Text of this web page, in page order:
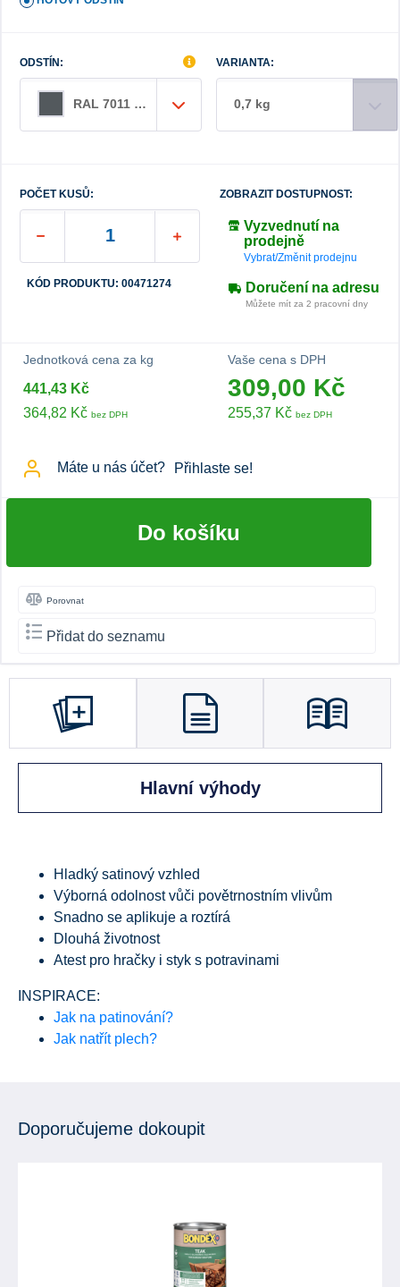
ODSTÍN:
RAL 7011 ocelová šedá
VARIANTA:
0,7 kg
POČET KUSŮ:
KÓD PRODUKTU: 00471274
ZOBRAZIT DOSTUPNOST:
Vyzvednutí na
prodejně
Vybrat/Změnit prodejnu
Doručení na adresu
Můžete mít za 2 pracovní dny
Jednotková cena za kg
441,43 Kč
364,82 Kč bez DPH
Vaše cena s DPH
309,00 Kč
255,37 Kč bez DPH
Máte u nás účet? Přihlaste se!
Do košíku
Porovnat
Přidat do seznamu
Hlavní výhody
Hladký satinový vzhled
Výborná odolnost vůči povětrnostním vlivům
Snadno se aplikuje a roztírá
Dlouhá životnost
Atest pro hračky i styk s potravinami
INSPIRACE:
Jak na patinování?
Jak natřít plech?
Doporučujeme dokoupit